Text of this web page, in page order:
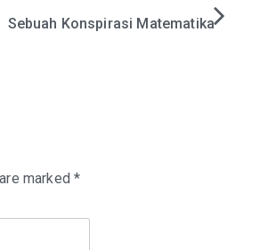
Sebuah Konspirasi Matematika
marked*